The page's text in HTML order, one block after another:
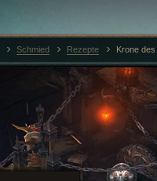
Schmied Rezepte Krone